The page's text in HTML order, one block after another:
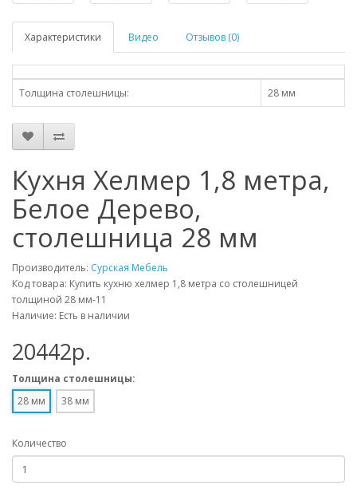
Характеристики Видео Отзывов (0)
Толщина столешницы: 28 мм
Кухня Хелмер 1,8 метра,
Белое Дерево,
столешница 28 мм
Производитель: Сурская Мебель
Код товара: Купить кухню хелмер 1,8 метра со столешницей
толщиной 28 мм-11
Наличие: Есть в наличии
20442p.
Толщина столешницы:
28 мм
38 мм
Количество